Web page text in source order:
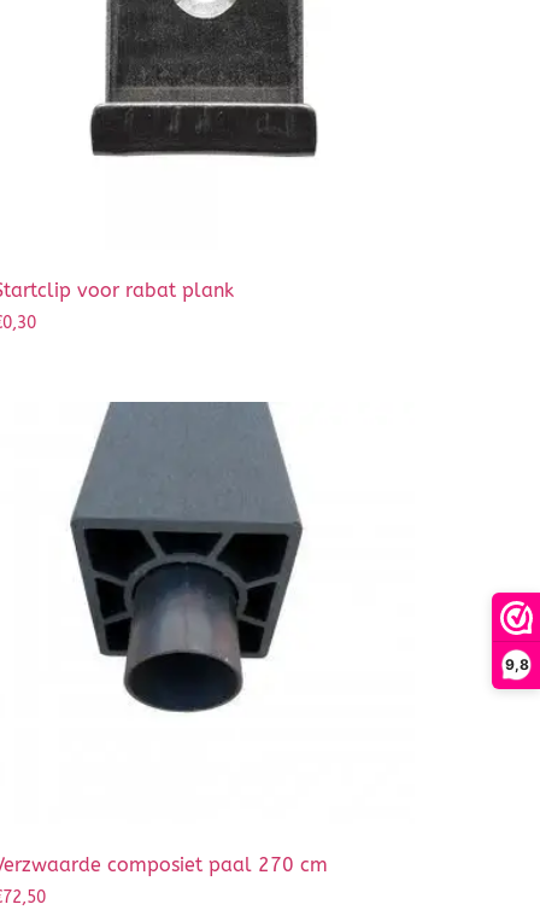
9,8
voor rabat plank
0,30
composiet paal 270 cm
72,50